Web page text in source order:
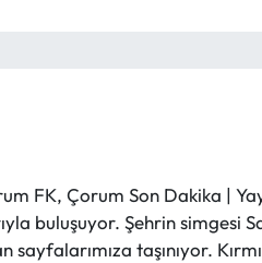
FK, Çorum Son Dakika |
buluşuyor. Şehrin
taşınıyor.